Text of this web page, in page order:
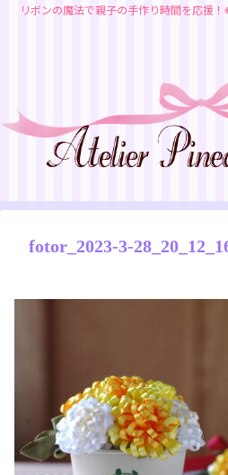
リボンの魔法で親子の手作り時間を応援
fotor_2023-3-